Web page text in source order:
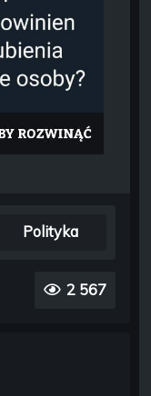
Polityka
2 567